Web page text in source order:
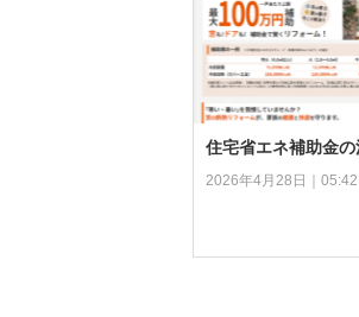
住宅省エネ補助金の
2026年4月28日｜05:42